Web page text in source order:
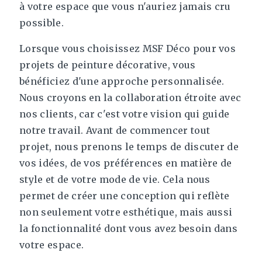
à votre espace que vous n'auriez jamais cru
possible.
Lorsque vous choisissez MSF Déco pour vos
projets de peinture décorative, vous
bénéficiez d'une approche personnalisée.
Nous croyons en la collaboration étroite avec
nos clients, car c'est votre vision qui guide
notre travail. Avant de commencer tout
projet, nous prenons le temps de discuter de
vos idées, de vos préférences en matière de
style et de votre mode de vie. Cela nous
permet de créer une conception qui reflète
non seulement votre esthétique, mais aussi
la fonctionnalité dont vous avez besoin dans
votre espace.